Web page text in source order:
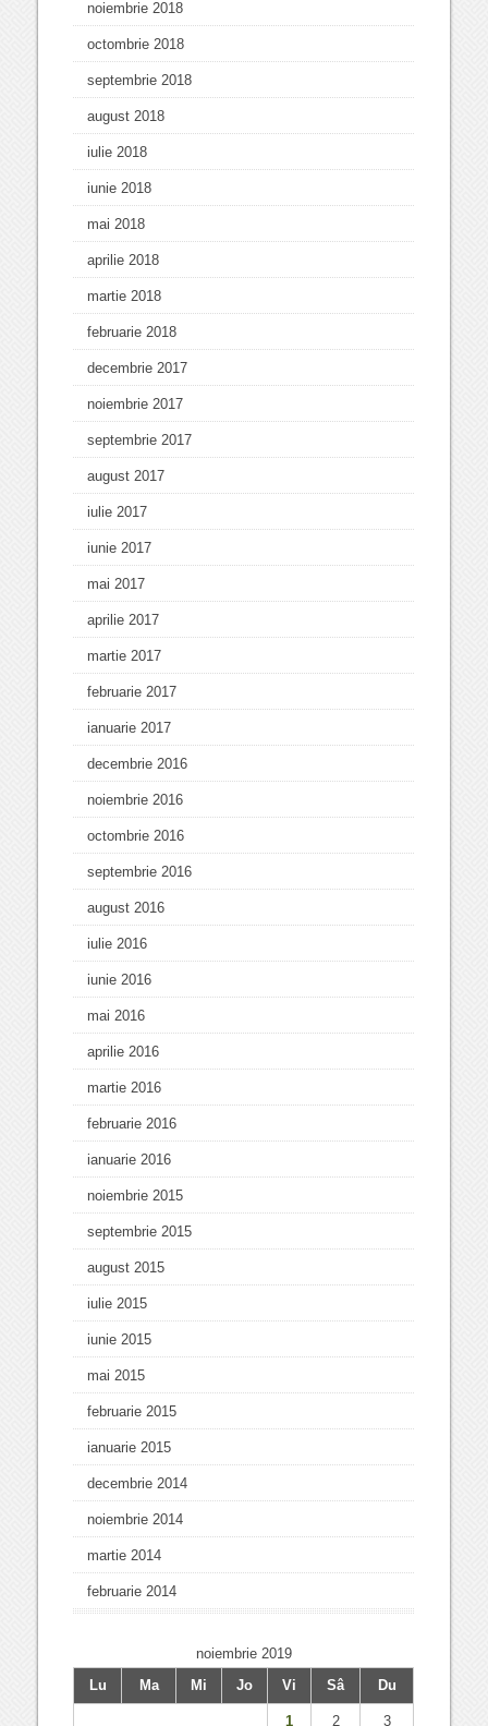
noiembrie 2018
octombrie 2018
septembrie 2018
august 2018
iulie 2018
iunie 2018
mai 2018
aprilie 2018
martie 2018
februarie 2018
decembrie 2017
noiembrie 2017
septembrie 2017
august 2017
iulie 2017
iunie 2017
mai 2017
aprilie 2017
martie 2017
februarie 2017
ianuarie 2017
decembrie 2016
noiembrie 2016
octombrie 2016
septembrie 2016
august 2016
iulie 2016
iunie 2016
mai 2016
aprilie 2016
martie 2016
februarie 2016
ianuarie 2016
noiembrie 2015
septembrie 2015
august 2015
iulie 2015
iunie 2015
mai 2015
februarie 2015
ianuarie 2015
decembrie 2014
noiembrie 2014
martie 2014
februarie 2014
noiembrie 2019
Lu
Ma Mi Jo Vi Sâ Du
1 2 3